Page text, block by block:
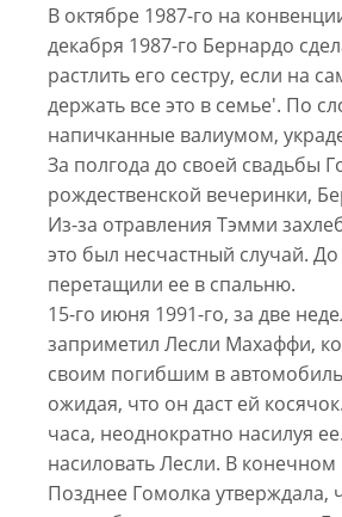
В октябре 1987-го на
декабря 1987-го Бернардо
растлить его сестру, если на
держать все это в семье'. По
напичканные валиумом,
За полгода до своей свадьбы
рождественской вечеринки,
Из-за отравления Тэмми
это был несчастный случай.
перетащили ее в спальню.
15-го июня 1991-го, за две
заприметил Лесли Махаффи,
своим погибшим в
ожидая, что он даст ей
часа, неоднократно насилуя
насиловать Лесли. В конечном
Позднее Гомолка